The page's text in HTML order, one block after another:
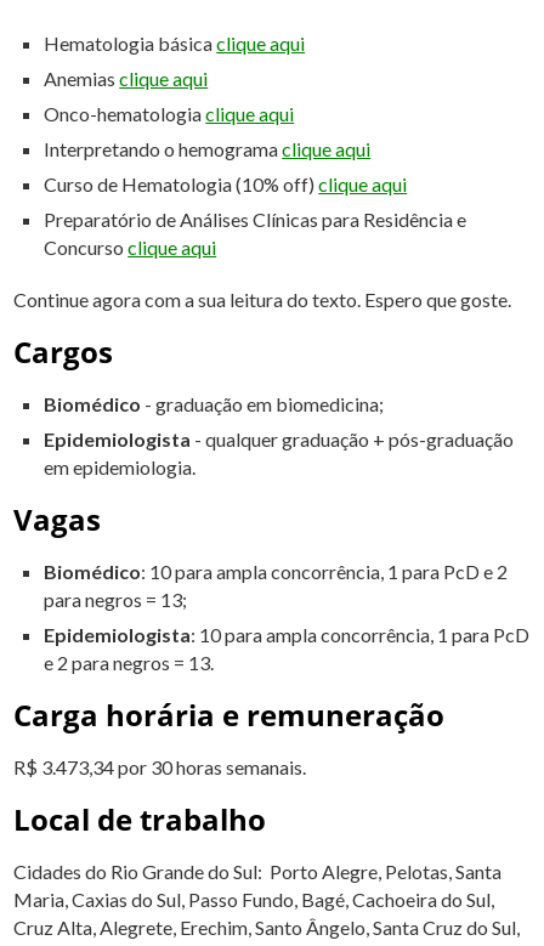
Hematologia básicaclique aqui
Anemiasclique aqui
Onco-hematologiaclique aqui
Interpretando o hemogramaclique aqui
Curso de Hematologia (10% off)clique aqui
Preparatório de Análises Clínicas para Residência e
Concursoclique aqui
Continue agora com a sua leitura do texto. Espero que goste.
Cargos
Biomédico - graduação em biomedicina;
Epidemiologista - qualquer graduação + pós-graduação
em epidemiologia.
Vagas
Biomédico: 10 para ampla concorrência, 1 para PcD e 2
para negros = 13;
Epidemiologista: 10 para ampla concorrência, 1 para PcD
e 2 para negros = 13.
Carga horária e remuneração
R$ 3.473,34 por 30 horas semanais.
Local de trabalho
Cidades do Rio Grande do Sul: Porto Alegre, Pelotas, Santa
Maria, Caxias do Sul, Passo Fundo, Bagé, Cachoeira do Sul,
Cruz Alta, Alegrete, Erechim, Santo Ângelo, Santa Cruz do Sul,